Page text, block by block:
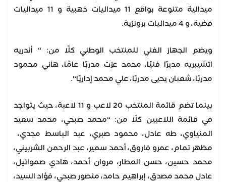
ميدالية متنوعة بواقع 11 ميداليات ذهبية و 11 ميداليات
فضية، و 4 ميداليات برونزية.
ويضم الجهاز الفني للمنتخب الوطني كلًا من: “ أندريه
اتشيبريه مديرًا فنيًا، محمد عزت مدربًا عامًا، هاني محمود
مدربًا، شعبان يحيى مدربًا، علي محمد إداريًا“.
بينما تضم قائمة المنتخب 20 لاعب و 11 لاعبة، حيث يتواجد
في قائمة اللاعبين كلًا من: “محمد صبحي، محمد سعيد
المنياوي، طه عادل، محمود صبري، عبد الباسط مجدي،
مظهر تمام، عمرو فاروق، أحمد سمير، عبد الرحمن الشربيني،
محمد حسين، حسن العطار، مروان أحمد، هادي صموائيل،
عادل محمد مصدق، إبراهيم حامد، منصور صبحي، فؤاد السيد،